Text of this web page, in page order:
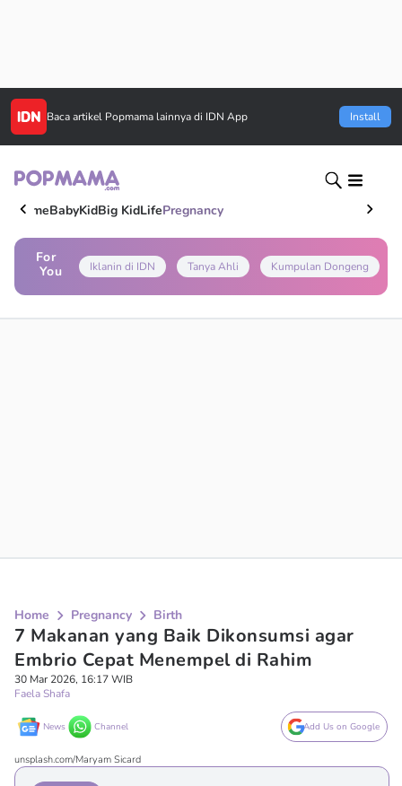
Baca artikel Popmama lainnya di IDN App Install
HomeBabyKidBig KidLifePregnancy
For
You
Iklanin di IDN Tanya Ahli Kumpulan Dongeng
Home Pregnancy Birth
7 Makanan yang Baik Dikonsumsi agar
Embrio Cepat Menempel di Rahim
30 Mar 2026, 16:17 WIB
Faela Shafa
News Channel Add Us on Google
unsplash.com/Maryam Sicard